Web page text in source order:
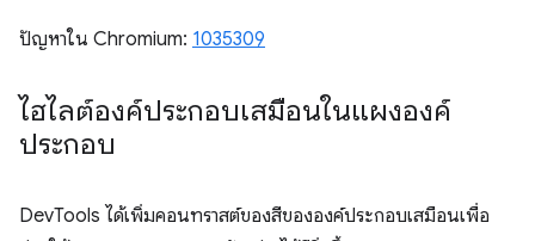
ปัญหาใน Chromium: 1035309
ไฮไลต์องค์ประกอบเสมือนในแผงองค์
ประกอบ
DevTools ได้เพิ่มคอนทราสต์ของสีขององค์ประกอบเสมือนเพื่อ